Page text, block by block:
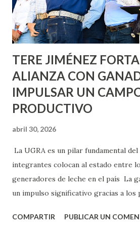
Asunción, Avenida Alameda y
los edificios FOVISSSTE Ojo de
Norias de Paso Hondo y en los
TERE JIMÉNEZ
ALIANZA CON
IMPULSAR UN
PRODUCTIVO
abril 30, 2026
La UGRA es un pilar fundamental
integrantes colocan al estado entre
generadores de leche en el país La
un impulso significativo gracias a los
muestra de su respaldo firme y
COMPARTIR PUBLICAR UN